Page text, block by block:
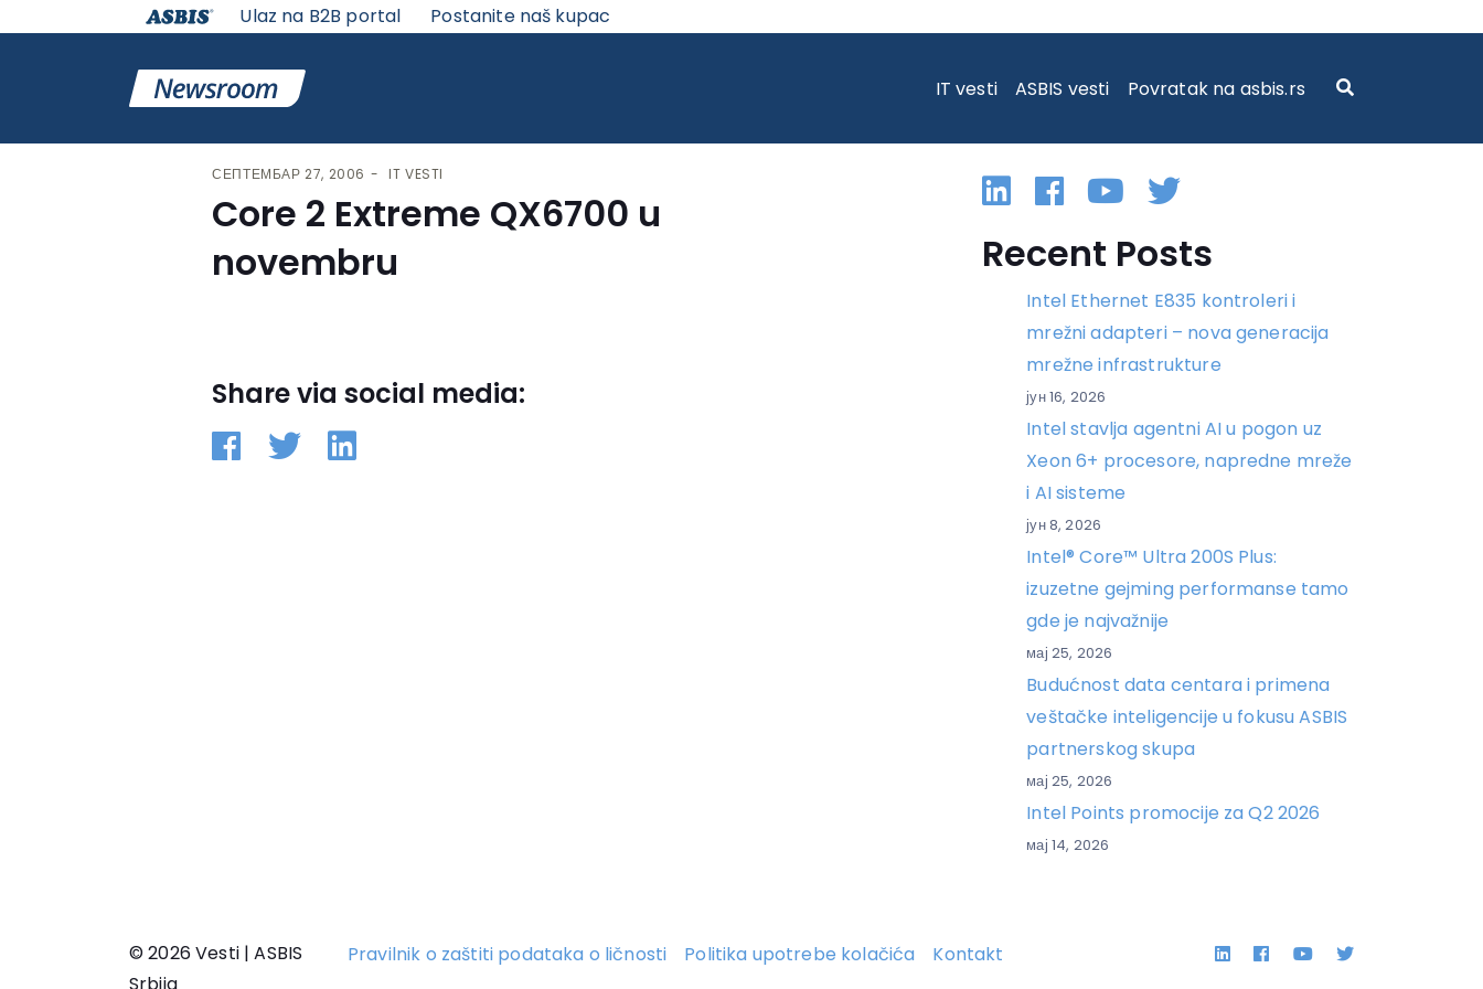
Ulaz na B2B portal Postanite naš kupac
IT vesti ASBIS vesti Povratak na asbis.rs
СЕПТЕМБАР 27, 2006 IT VESTI
Core 2 Extreme QX6700 u
novembru
Share via social media:
Linkedin
Facebook
YouTube
Twitter
Recent Posts
Intel Ethernet E835 kontroleri i
mrežni adapteri – nova generacija
mrežne infrastrukture
јун 16, 2026
Intel stavlja agentni AI u pogon uz
Xeon 6+ procesore, napredne mreže
i AI sisteme
јун 8, 2026
Intel® Core™ Ultra 200S Plus:
izuzetne gejming performanse tamo
gde je najvažnije
мај 25, 2026
Budućnost data centara i primena
veštačke inteligencije u fokusu ASBIS
partnerskog skupa
мај 25, 2026
Intel Points promocije za Q2 2026
мај 14, 2026
© 2026 Vesti | ASBIS
Pravilnik o zaštiti podataka o ličnosti Politika upotrebe kolačića Kontakt LinkedinFacebook
YouTubeTwitter